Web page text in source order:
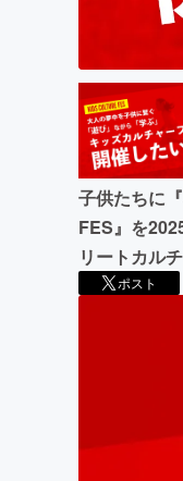
子供たちに
FES』を
リートカル
ポスト